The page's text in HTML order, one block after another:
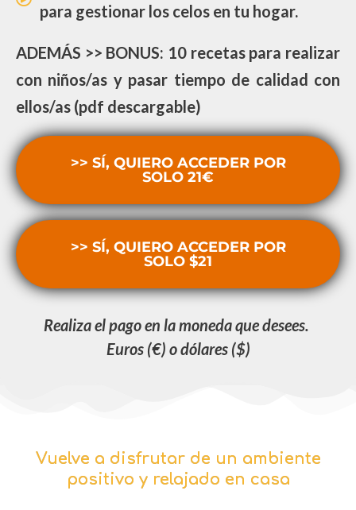
para gestionar los celos en tu hogar.
ADEMÁS >> BONUS: 10 recetas para realizar
con niños/as y pasar tiempo de calidad con
ellos/as (pdf descargable)
>> SÍ, QUIERO ACCEDER POR
SOLO 21€
>> SÍ, QUIERO ACCEDER POR
SOLO $21
Realiza el pago en la moneda que desees.
Euros (€) o dólares ($)
Vuelve a disfrutar de un ambiente
positivo y relajado en casa